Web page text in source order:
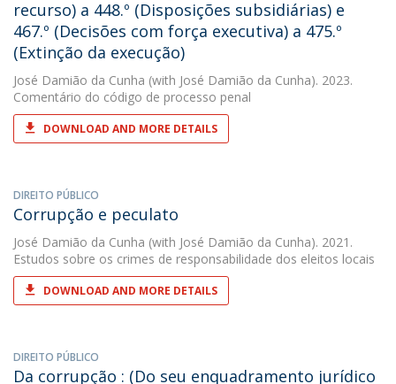
recurso) a 448.º (Disposições subsidiárias) e
467.º (Decisões com força executiva) a 475.º
(Extinção da execução)
José Damião da Cunha (with José Damião da Cunha). 2023.
Comentário do código de processo penal
DOWNLOAD AND MORE DETAILS
DIREITO PÚBLICO
Corrupção e peculato
José Damião da Cunha (with José Damião da Cunha). 2021.
Estudos sobre os crimes de responsabilidade dos eleitos locais
DOWNLOAD AND MORE DETAILS
DIREITO PÚBLICO
Da corrupção : (Do seu enquadramento jurídico